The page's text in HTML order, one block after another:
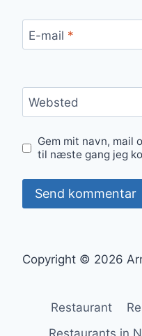
E-mail *
Websted
Gem mit navn, mail
til næste gang jeg
Copyright © 2026
Restaurant
Restaurants in